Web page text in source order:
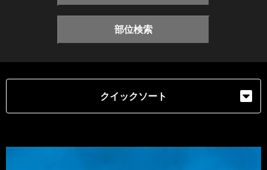
部位検索
クイックソート